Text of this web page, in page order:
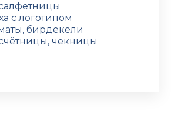
с логотипом
бирдекели
чекницы